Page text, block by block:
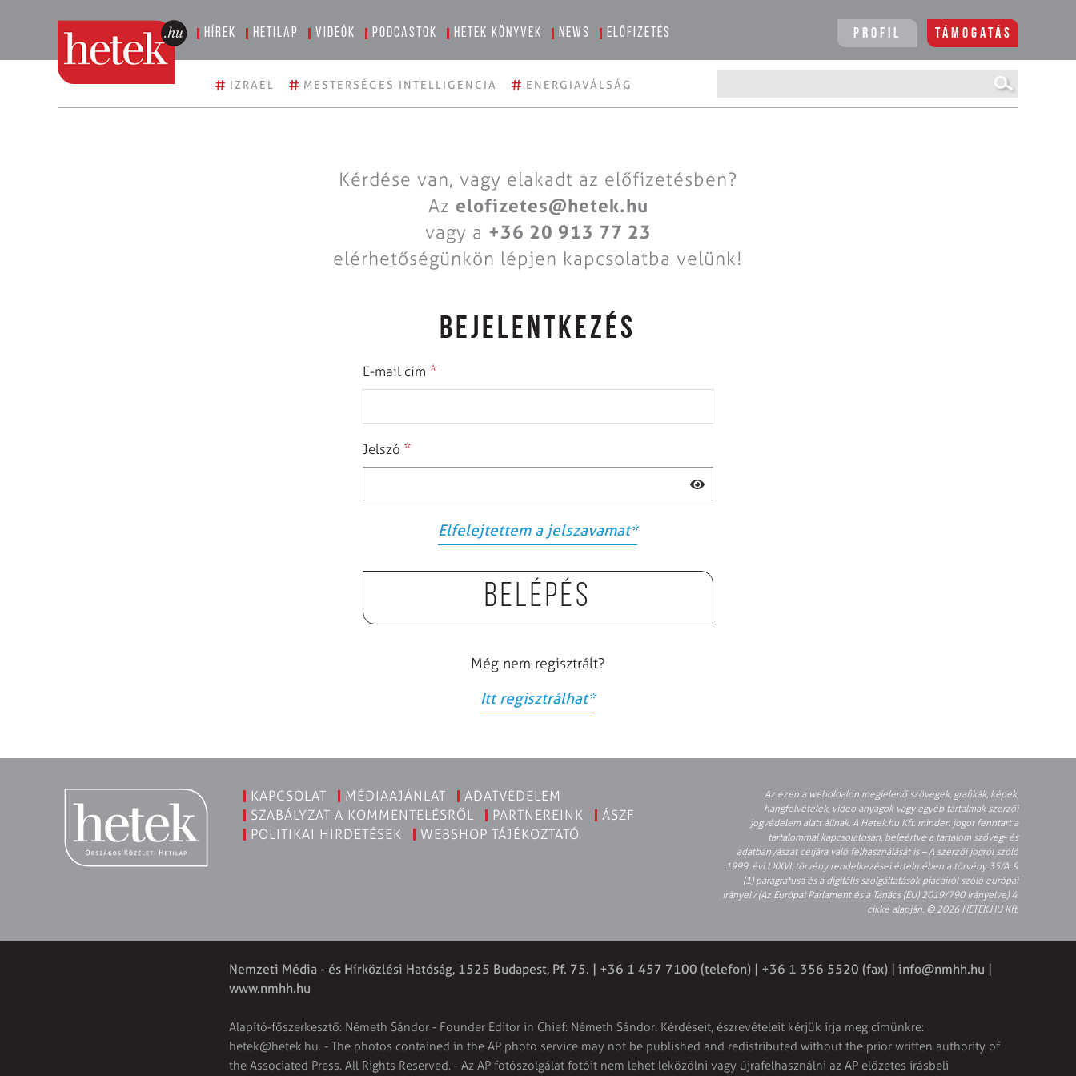
Hírek Hetilap Videók Podcastok Hetek könyvek News Előfizetés Profil Támogatás
# IZRAEL # MESTERSÉGES INTELLIGENCIA # ENERGIAVÁLSÁG
Kérdése van, vagy elakadt az előfizetésben?
Az elofizetes@hetek.hu
vagy a +36 20 913 77 23
elérhetőségünkön lépjen kapcsolatba velünk!
BEJELENTKEZÉS
E-mail cím *
Jelszó *
Elfelejtettem a jelszavamat*
Belépés
Még nem regisztrált?
Itt regisztrálhat*
KAPCSOLAT MÉDIAAJÁNLAT
ADATVÉDELEM
SZABÁLYZAT A KOMMENTELÉSRŐL
PARTNEREINK
ÁSZF
POLITIKAI HIRDETÉSEK
WEBSHOP TÁJÉKOZTATÓ
Az ezen a weboldalon megjelenő szövegek, grafikák, képek,
hangfelvételek, video anyagok vagy egyéb tartalmak szerzői
jogvédelem alatt állnak. A Hetek.hu Kft. minden jogot fenntart a
tartalommal kapcsolatosan, beleértve a tartalom szöveg- és
adatbányászat céljára való felhasználását is – A szerzői jogról szóló
1999. évi LXXVI. törvény rendelkezései értelmében a törvény 35/A. §
(1) paragrafusa és a digitális szolgáltatások piacairól szóló európai
irányelv (Az Európai Parlament és a Tanács (EU) 2019/790 Irányelve) 4.
cikke alapján. © 2026 HETEK.HU Kft.
Nemzeti Média - és Hírközlési Hatóság, 1525 Budapest, Pf. 75. | +36 1 457 7100 (telefon) | +36 1 356 5520 (fax) | info@nmhh.hu |
www.nmhh.hu
Alapító-főszerkesztő: Németh Sándor - Founder Editor in Chief: Németh Sándor. Kérdéseit, észrevételeit kérjük írja meg címünkre:
hetek@hetek.hu. - The photos contained in the AP photo service may not be published and redistributed without the prior written authority of
the Associated Press. All Rights Reserved. - Az AP fotószolgálat fotóit nem lehet leközölni vagy újrafelhasználni az AP előzetes írásbeli